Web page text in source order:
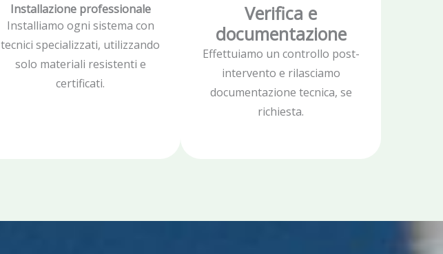
Installazione professionale
Installiamo ogni sistema con
tecnici specializzati, utilizzando
solo materiali resistenti e
certificati.
Verifica e
documentazione
Effettuiamo un controllo post-
intervento e rilasciamo
documentazione tecnica, se
richiesta.